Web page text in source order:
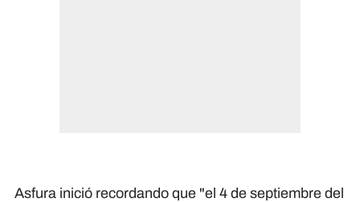
Asfura inició recordando que "el 4 de septiembre del